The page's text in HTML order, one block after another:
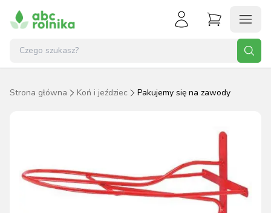
Strona główna Koń i jeździec Pakujemy się na zawody